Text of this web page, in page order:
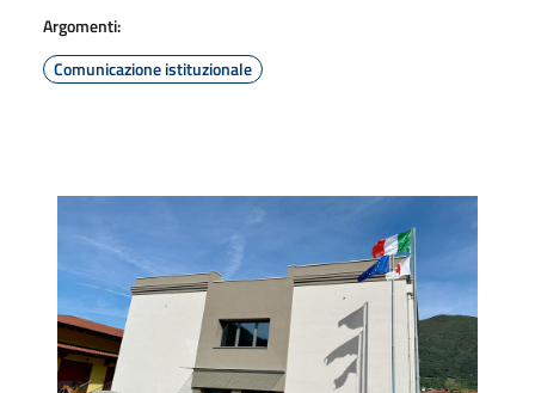
Argomenti:
Comunicazione istituzionale